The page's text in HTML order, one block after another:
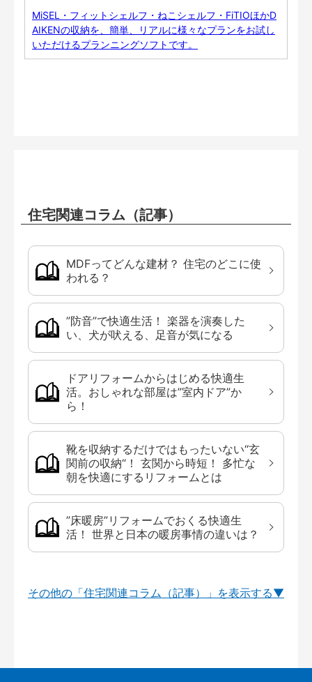
MiSEL・フィットシェルフ・ねこシェルフ・FiTIOほかD
AIKENの収納を、簡単、リアルに様々なプランをお試し
いただけるプランニングソフトです。
住宅関連コラム（記事）
MDFってどんな建材？ 住宅のどこに使
われる？
”防音”で快適生活！ 楽器を演奏した
い、犬が吠える、足音が気になる
ドアリフォームからはじめる快適生
活。おしゃれな部屋は”室内ドア”か
ら！
靴を収納するだけではもったいない“玄
関前の収納“！ 玄関から時短！ 多忙な
朝を快適にするリフォームとは
”床暖房”リフォームでおくる快適生
活！ 世界と日本の暖房事情の違いは？
その他の「住宅関連コラム（記事）」を